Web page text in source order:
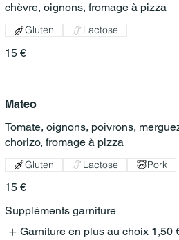
chèvre, oignons, fromage à pizza
15 €
Gluten Lactose
Mateo
Tomate, oignons, poivrons,
chorizo, fromage à pizza
15 €
Gluten Lactose Pork
Suppléments garniture
Garniture en plus au choix 1,50